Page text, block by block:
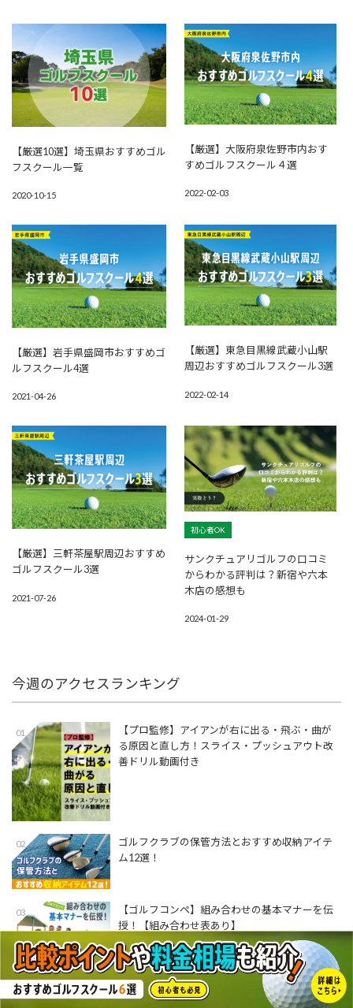
【厳選10選】埼玉県おすすめゴル
フスクール一覧
2020-10-15
【厳選】大阪府泉佐野市内おす
すめゴルフスクール４選
2022-02-03
【厳選】岩手県盛岡市おすすめゴ
ルフスクール4選
2021-04-26
【厳選】東急目黒線武蔵小山駅
周辺おすすめゴルフスクール3選
2022-02-14
【厳選】三軒茶屋駅周辺おすすめ
ゴルフスクール3選
2021-07-26
初心者OK
サンクチュアリゴルフの口コミ
からわかる評判は？新宿や六本
木店の感想も
2024-01-29
今週のアクセスランキング
01
【プロ監修】アイアンが右に出る・飛ぶ・曲が
る原因と直し方！スライス・プッシュアウト改
善ドリル動画付き
02
ゴルフクラブの保管方法とおすすめ収納アイテ
ム12選！
03
【ゴルフコンペ】組み合わせの基本マナーを伝
授！【組み合わせ表あり】
04
【茨城県水戸市】ゴルフ用品のおすすめ買取店
舗9選【中古】【クラブ】